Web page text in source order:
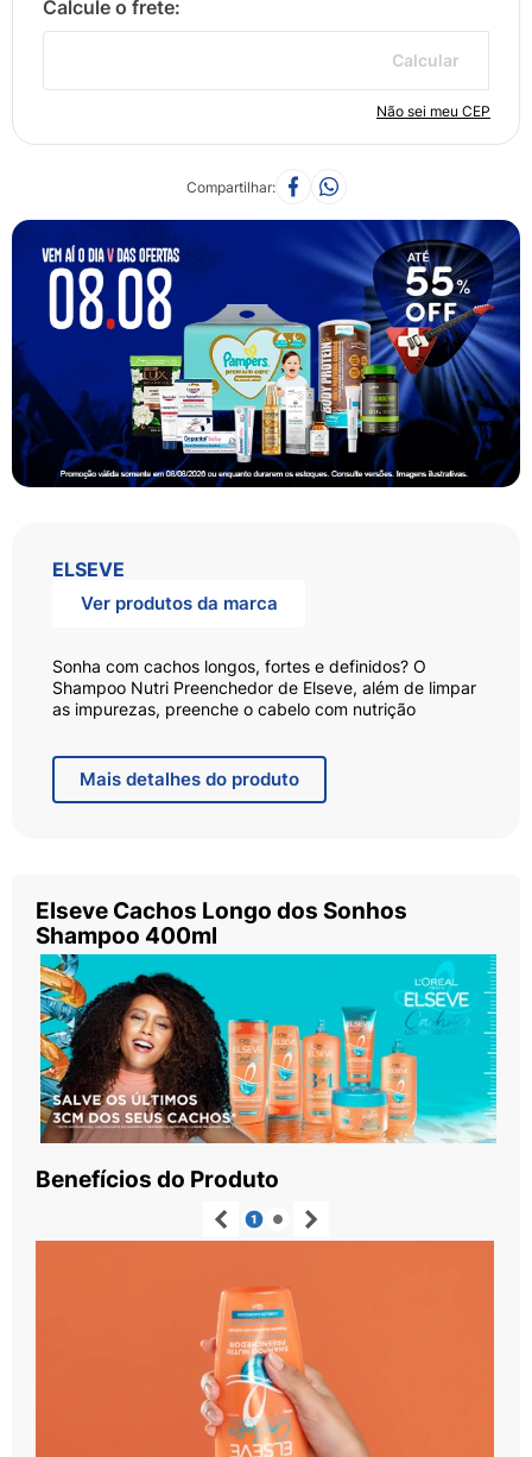
Não sei meu CEP
Calcular
Compartilhar
ELSEVE
Ver produtos da marca
Sonha com cachos longos, fortes e definidos? O
Shampoo Nutri Preenchedor de Elseve, além de limpar
as impurezas, preenche o cabelo com nutrição
fortes e definidos desde o primeiro uso. Com nosso
poderoso coquetel, nossa fórmula trata e sela os
cachos até as pontas para salvar até os últimos 3 cm
1 Testes instrumentais, uso conjunto do shampoo +
condicionador + creme para pentear.
Tecnologia
Sua fórmula trata e sela os fios até as pontas para
salvar os últimos 3 cm dos seus cachos*. Com Ácido
Hialurônico preenche a fibra capilar com hidratação
profunda e Óleo de Rícino que nutre profundamente e
sela os fios até as pontas fortalecendo e definindo os
cabelos.
*Testes instrumentais, uso conjunto do shampoo +
condicionador + creme para pentear.
Benefícios:
- Limpa as impurezas e preenche o cabelo com
nutrição profunda até as pontas.
- Fórmula que trata e sela os cachos até as pontas
Mais detalhes do produto